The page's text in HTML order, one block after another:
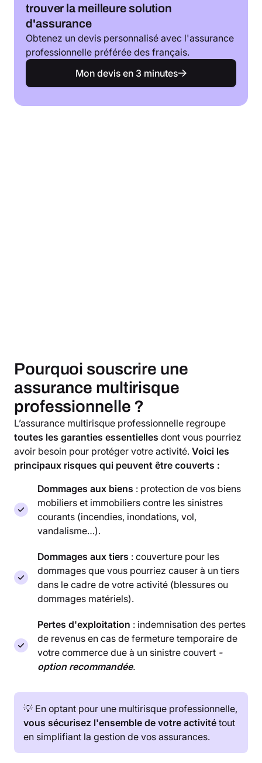
trouver la meilleure solution
d'assurance
Obtenez un devis personnalisé avec l'assurance
professionnelle préférée des français.
Mon devis en 3 minutes
Pourquoi souscrire une
assurance multirisque
professionnelle ?
L’assurance multirisque professionnelle regroupe
toutes les garanties essentielles dont vous pourriez
avoir besoin pour protéger votre activité. Voici les
principaux risques qui peuvent être couverts :
Dommages aux biens : protection de vos biens
mobiliers et immobiliers contre les sinistres
courants (incendies, inondations, vol,
vandalisme…).
Dommages aux tiers : couverture pour les
dommages que vous pourriez causer à un tiers
dans le cadre de votre activité (blessures ou
dommages matériels).
Pertes d'exploitation : indemnisation des pertes
de revenus en cas de fermeture temporaire de
votre commerce due à un sinistre couvert -
option recommandée.
💡 En optant pour une multirisque professionnelle,
vous sécurisez l'ensemble de votre activité tout
en simplifiant la gestion de vos assurances.